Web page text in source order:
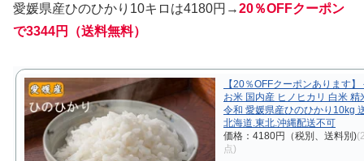
愛媛県産ひのひかり10キロは4180円→20％OFFクーポン
で3344円（送料無料）
【20％OFFクーポンあります
お米 国内産 ヒノヒカリ 白米 精
令和 愛媛県産ひのひかり10kg
北海道.東北.沖縄配送不可
価格：4180円（税別、送料別)
点)